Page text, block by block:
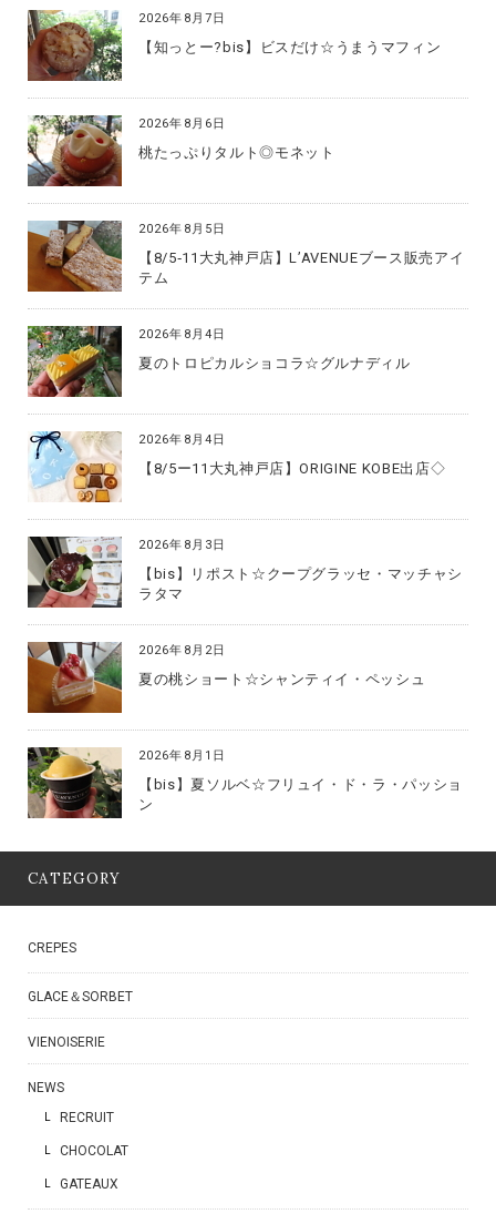
【知っとー?bis】ビスだけ☆うまうマフィン
2026年8月7日
桃たっぷりタルト◎モネット
2026年8月6日
【8/5‐11大丸神戸店】L’AVENUEブース販売アイ
テム
2026年8月5日
夏のトロピカルショコラ☆グルナディル
2026年8月4日
【8/5ー11大丸神戸店】ORIGINE KOBE出店◇
2026年8月4日
【bis】リポスト☆クープグラッセ・マッチャシ
ラタマ
2026年8月3日
夏の桃ショート☆シャンティイ・ペッシュ
2026年8月2日
【bis】夏ソルベ☆フリュイ・ド・ラ・パッショ
ン
2026年8月1日
CATEGORY
CREPES
GLACE＆SORBET
VIENOISERIE
NEWS
RECRUIT
CHOCOLAT
GATEAUX